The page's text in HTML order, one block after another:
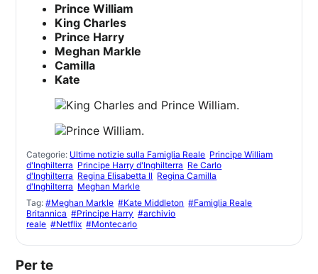
Prince William
King Charles
Prince Harry
Meghan Markle
Camilla
Kate
Categorie: Ultime notizie sulla Famiglia Reale Principe William
d'Inghilterra Principe Harry d'Inghilterra Re Carlo
d'Inghilterra Regina Elisabetta II Regina Camilla
d'Inghilterra Meghan Markle
Tag:#Meghan Markle #Kate Middleton #Famiglia Reale
Britannica #Principe Harry #archivio
reale #Netflix #Montecarlo
Per te